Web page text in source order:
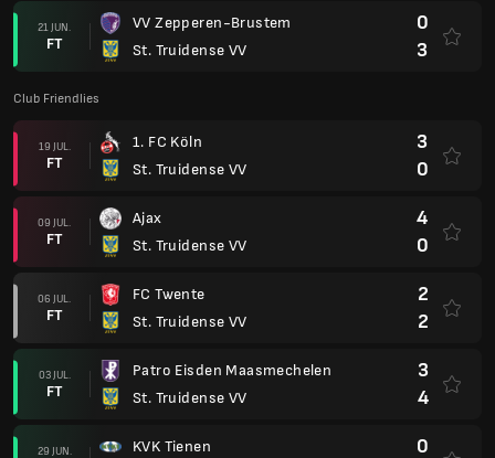
21 JUN.
FT
VV Zepperen-Brustem
St. Truidense VV
0
3
Club Friendlies
19 JUL.
FT
1. FC Köln
St. Truidense VV
3
0
09 JUL.
FT
Ajax
St. Truidense VV
4
0
06 JUL.
FT
FC Twente
St. Truidense VV
2
2
03 JUL.
FT
Patro Eisden Maasmechelen
St. Truidense VV
3
4
29 JUN.
KVK Tienen
0